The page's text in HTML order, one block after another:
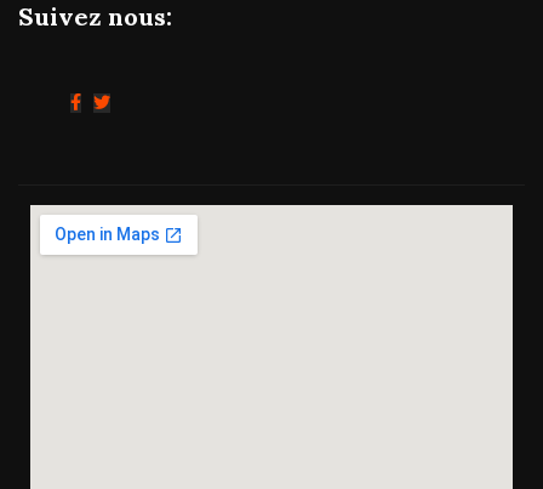
Suivez nous: